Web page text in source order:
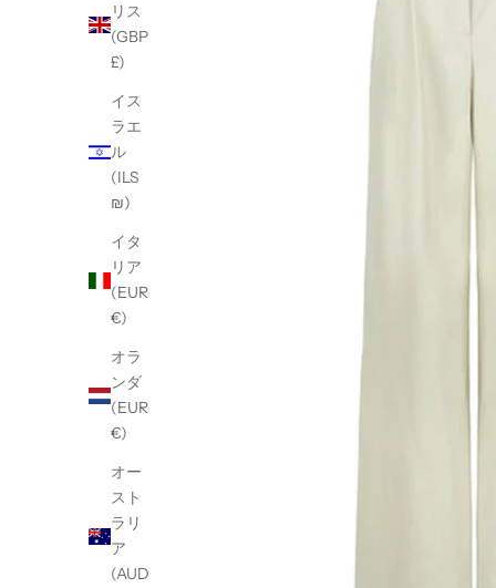
リス
(GBP
£)
イス
ラエ
ル
(ILS
₪)
イタ
リア
(EUR
€)
オラ
ンダ
(EUR
€)
オー
スト
ラリ
ア
(AUD